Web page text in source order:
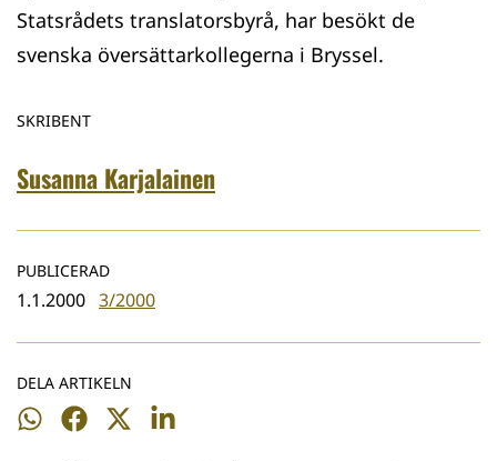
Statsrådets translatorsbyrå, har besökt de
svenska översättarkollegerna i Bryssel.
SKRIBENT
Susanna Karjalainen
PUBLICERAD
1.1.2000 3/2000
DELA ARTIKELN
Dela
Dela
Dela
Dela